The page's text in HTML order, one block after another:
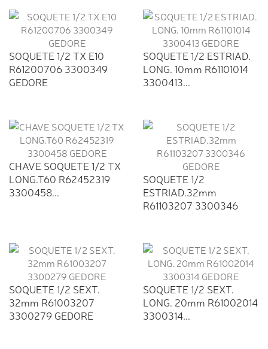
SOQUETE 1/2 TX E10
R61200706 3300349
GEDORE
SOQUETE 1/2 ESTRIAD.
LONG. 10mm R61101014
3300413...
CHAVE SOQUETE 1/2 TX
LONG.T60 R62452319
3300458...
SOQUETE 1/2
ESTRIAD.32mm
R61103207 3300346
SOQUETE 1/2 SEXT.
32mm R61003207
3300279 GEDORE
SOQUETE 1/2 SEXT.
LONG. 20mm R61002014
3300314...